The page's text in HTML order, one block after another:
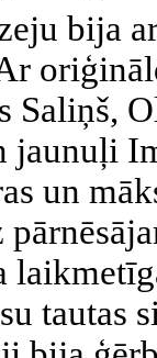
bija
Saliņš,
jaunuļi
un
tautas